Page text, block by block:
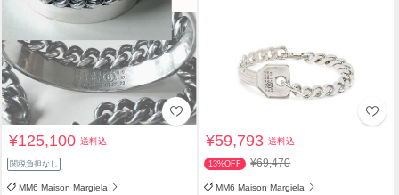
¥125,100送料込
関税負担なし
MM6 Maison Margiela
¥59,793送料込
13%OFF ¥69,470
MM6 Maison Margiela